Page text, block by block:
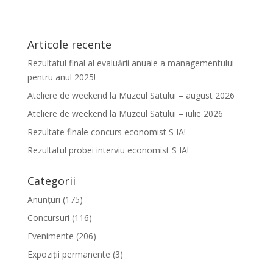
Articole recente
Rezultatul final al evaluării anuale a managementului
pentru anul 2025!
Ateliere de weekend la Muzeul Satului – august 2026
Ateliere de weekend la Muzeul Satului – iulie 2026
Rezultate finale concurs economist S IA!
Rezultatul probei interviu economist S IA!
Categorii
Anunțuri (175)
Concursuri (116)
Evenimente (206)
Expoziții permanente (3)